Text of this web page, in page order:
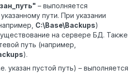
– выполняется
пути. При указании
C:\Base\Backups)
на сервере БД. Также
путь (например,
).
указан пустой путь) – выполняется